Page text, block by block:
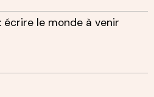
: écrire le monde à venir